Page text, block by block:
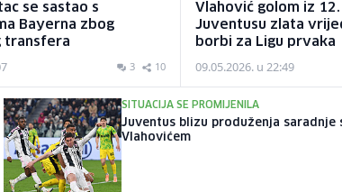
se sastao s
Bayerna zbog
transfera
3 10
Vlahović golom iz
Juventusu zlata
borbi za Ligu prvaka
09.05.2026. u 22:49
SITUACIJA SE PROMIJENILA
Juventus blizu produženja saradnje
Vlahovićem